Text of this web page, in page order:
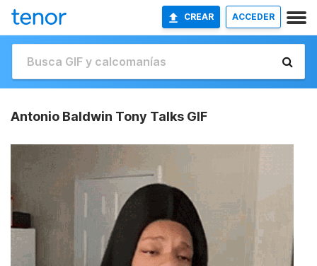
CREAR ACCEDER
Antonio Baldwin Tony Talks GIF